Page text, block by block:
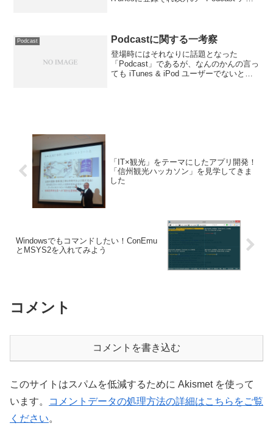
Podcast Podcastに関する一考察
登場時にはそれなりに話題となった
「Podcast」であるが、なんのかんの言っ
ても iTunes & iPod ユーザーでないと、
「IT×観光」をテーマにしたアプリ開発！
「信州観光ハッカソン」を見学してきま
した
Windowsでもコマンドしたい！ConEmu
とMSYS2を入れてみよう
コメント
コメントを書き込む
このサイトはスパムを低減するために Akismet を使って
います。
コメントデータの処理方法の詳細はこちらをご覧
ください。